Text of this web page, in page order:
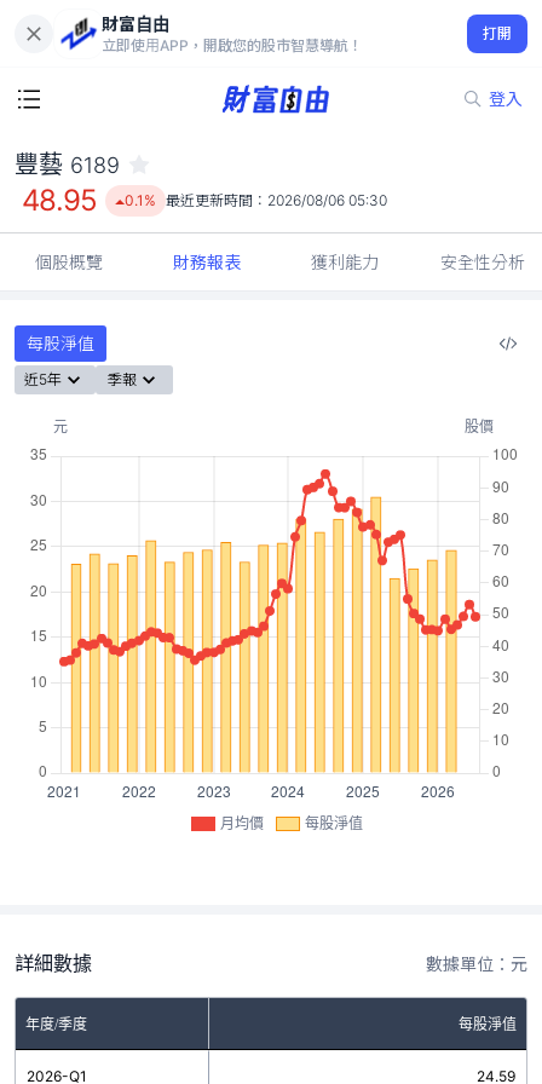
財富自由
立即使用APP，開啟您的股市智慧導航！
打開
登入
48.95
0.1%
豐藝 6189
48.95 0.1% 最近更新時間： 2026/08/06 05:30
個股概覽 財務報表 獲利能力 安全性分析
每股淨值
近5年 季報
月均價 每股淨值
詳細數據 數據單位：元
年度/季度 每股淨值
2026-Q1 24.59